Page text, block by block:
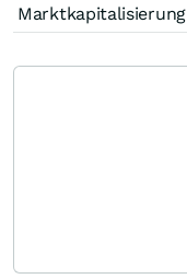
Marktkapitalisierung